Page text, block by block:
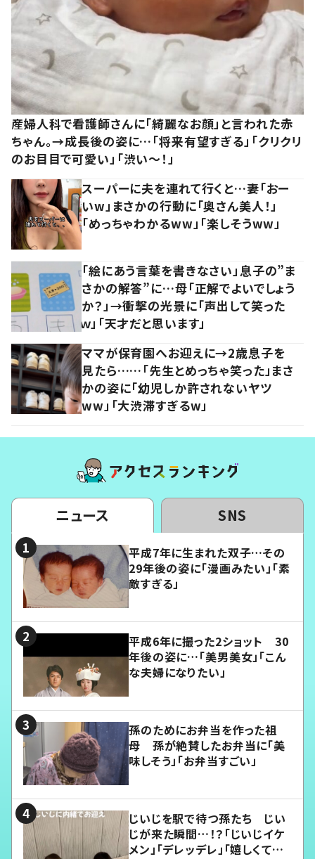
産婦人科で看護師さんに「綺麗なお顔」と言われた赤
ちゃん。→成長後の姿に…「将来有望すぎる」「クリクリ
のお目目で可愛い」「渋い～！」
スーパーに夫を連れて行くと…妻「おー
いw」まさかの行動に「奥さん美人！」
「めっちゃわかるww」「楽しそうww」
「絵にあう言葉を書きなさい」息子の”ま
さかの解答”に…母「正解でよいでしょう
か？」→衝撃の光景に「声出して笑った
ｗ」「天才だと思います」
ママが保育園へお迎えに→2歳息子を
見たら……「先生とめっちゃ笑った」まさ
かの姿に「幼児しか許されないヤツ
ww」「大渋滞すぎるw」
ニュース SNS
平成7年に生まれた双子…その
29年後の姿に「漫画みたい」「素
敵すぎる」
平成6年に撮った2ショット 30
年後の姿に…「美男美女」「こん
な夫婦になりたい」
孫のためにお弁当を作った祖
母 孫が絶賛したお弁当に「美
味しそう」「お弁当すごい」
じいじを駅で待つ孫たち じい
じが来た瞬間…！？「じいじイケ
メン」「デレッデレ」「嬉しくて可